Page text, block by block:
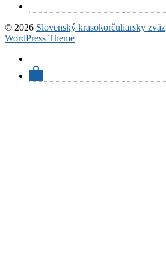
© 2026 Slovenský krasokorčuliarsky zväz
WordPress Theme